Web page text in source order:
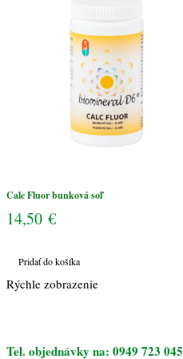
Calc Fluor bunková soľ
14,50 €
Pridať do košíka
Rýchle zobrazenie
Tel. objednávky na: 0949 723 045